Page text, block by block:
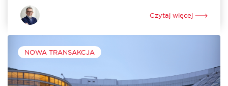
Sinsay, marka z portfolio Grupy LPP, wynajęła 860 mkw.
powierzchni w Parku Handlowym „Pod Wiatrakami” koło
Słupska. Otwarcie sklepu jest zaplanowane na kwiecień 2024
Czytaj więcej
NOWA TRANSAKCJA